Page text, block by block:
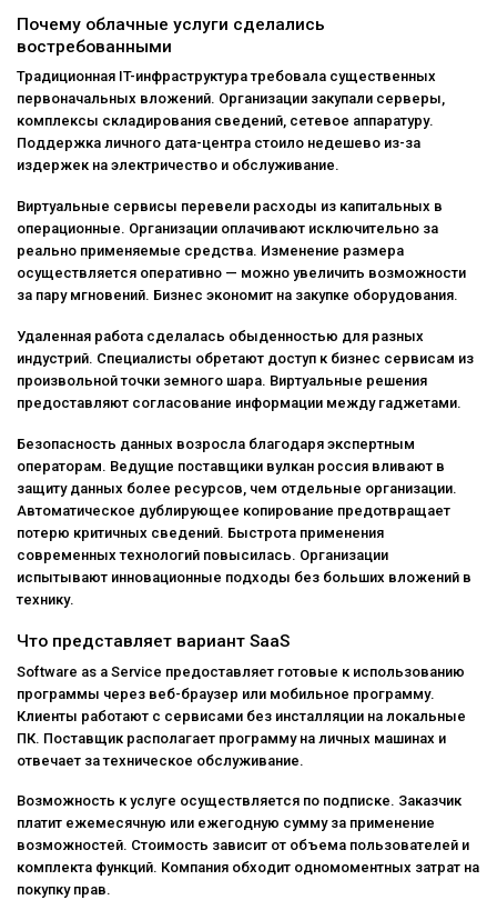
Почему облачные услуги сделались
востребованными
Традиционная IT-инфраструктура требовала существенных
первоначальных вложений. Организации закупали серверы,
комплексы складирования сведений, сетевое аппаратуру.
Поддержка личного дата-центра стоило недешево из-за
издержек на электричество и обслуживание.
Виртуальные сервисы перевели расходы из капитальных в
операционные. Организации оплачивают исключительно за
реально применяемые средства. Изменение размера
осуществляется оперативно — можно увеличить возможности
за пару мгновений. Бизнес экономит на закупке оборудования.
Удаленная работа сделалась обыденностью для разных
индустрий. Специалисты обретают доступ к бизнес сервисам из
произвольной точки земного шара. Виртуальные решения
предоставляют согласование информации между гаджетами.
Безопасность данных возросла благодаря экспертным
операторам. Ведущие поставщики вулкан россия вливают в
защиту данных более ресурсов, чем отдельные организации.
Автоматическое дублирующее копирование предотвращает
потерю критичных сведений. Быстрота применения
современных технологий повысилась. Организации
испытывают инновационные подходы без больших вложений в
технику.
Что представляет вариант SaaS
Software as a Service предоставляет готовые к использованию
программы через веб-браузер или мобильное программу.
Клиенты работают с сервисами без инсталляции на локальные
ПК. Поставщик располагает программу на личных машинах и
отвечает за техническое обслуживание.
Возможность к услуге осуществляется по подписке. Заказчик
платит ежемесячную или ежегодную сумму за применение
возможностей. Стоимость зависит от объема пользователей и
комплекта функций. Компания обходит одномоментных затрат на
покупку прав.